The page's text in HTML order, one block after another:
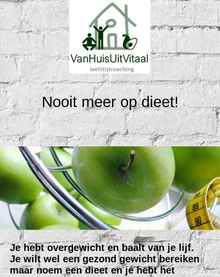
Nooit meer op dieet!
Je hebt overgewicht en baalt van je lijf.
Je wilt wel een gezond gewicht bereiken
maar noem een dieet en je hebt het